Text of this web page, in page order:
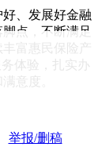
、发展好金融
点，不断满足
富惠民保险产
体验，扎实办
意度。
举报/删稿